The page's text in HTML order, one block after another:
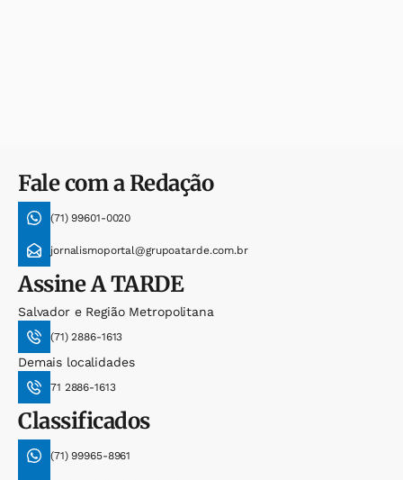
Fale com a Redação
(71) 99601-0020
jornalismoportal@grupoatarde.com.br
AssineA TARDE
Salvador e Região Metropolitana
(71) 2886-1613
Demais localidades
71 2886-1613
Classificados
(71) 99965-8961